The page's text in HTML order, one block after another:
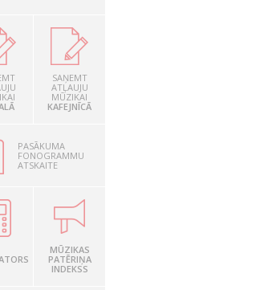
SAŅEMT
ATĻAUJU
MŪZIKAI
KAFEJNĪCĀ
PASĀKUMA
FONOGRAMMU
ATSKAITE
MŪZIKAS
PATĒRIŅA
INDEKSS